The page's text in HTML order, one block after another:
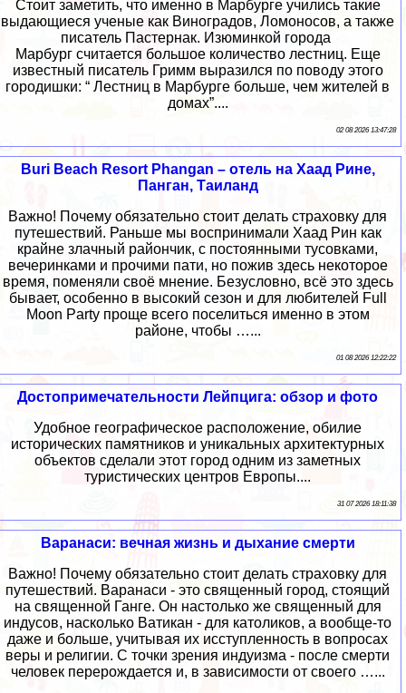
Стоит заметить, что именно в Марбурге учились такие
выдающиеся ученые как Виноградов, Ломоносов, а также
писатель Пастернак. Изюминкой города
Марбург считается большое количество лестниц. Еще
известный писатель Гримм выразился по поводу этого
городишки: “ Лестниц в Марбурге больше, чем жителей в
домах”....
02 08 2026 13:47:28
Buri Beach Resort Phangan – отель на Хаад Рине,
Панган, Таиланд
Важно! Почему обязательно стоит делать страховку для
путешествий. Раньше мы воспринимали Хаад Рин как
крайне злачный райончик, с постоянными тусовками,
вечеринками и прочими пати, но пожив здесь некоторое
время, поменяли своё мнение. Безусловно, всё это здесь
бывает, особенно в высокий сезон и для любителей Full
Moon Party проще всего поселиться именно в этом
районе, чтобы …...
01 08 2026 12:22:22
Достопримечательности Лейпцига: обзор и фото
Удобное географическое расположение, обилие
исторических памятников и уникальных архитектурных
объектов сделали этот город одним из заметных
туристических центров Европы....
31 07 2026 18:11:38
Варанаси: вечная жизнь и дыхание смерти
Важно! Почему обязательно стоит делать страховку для
путешествий. Варанаси - это священный город, стоящий
на священной Ганге. Он настолько же священный для
индусов, насколько Ватикан - для католиков, а вообще-то
даже и больше, учитывая их исступленность в вопросах
веры и религии. С точки зрения индуизма - после смерти
человек перерождается и, в зависимости от своего …...